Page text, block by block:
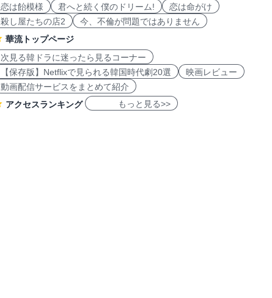
恋は飴模様
君へと続く僕のドリーム!
恋は命がけ
殺し屋たちの店2
今、不倫が問題ではありません
華流トップページ
次見る韓ドラに迷ったら見るコーナー
【保存版】Netflixで見られる韓国時代劇20選
映画レビュー
動画配信サービスをまとめて紹介
アクセスランキング
もっと見る>>